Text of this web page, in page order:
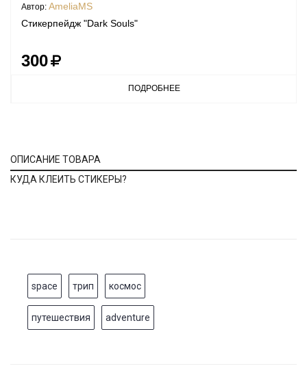
Автор: AmeliaMS
Стикерпейдж "Dark Souls"
300
ПОДРОБНЕЕ
ОПИСАНИЕ ТОВАРА
КУДА КЛЕИТЬ СТИКЕРЫ?
space трип космос
путешествия adventure